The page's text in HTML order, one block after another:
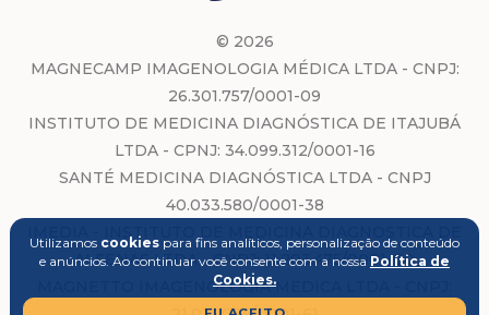
© 2026
MAGNECAMP IMAGENOLOGIA MÉDICA LTDA - CNPJ:
26.301.757/0001-09
INSTITUTO DE MEDICINA DIAGNÓSTICA DE ITAJUBÁ
LTDA - CPNJ: 34.099.312/0001-16
SANTÉ MEDICINA DIAGNÓSTICA LTDA - CNPJ
40.033.580/0001-38
IMEDIA - INSTITUTO DE MEDICINA DIAGNOSTICA DE
ALFENAS LTDA - CNPJ: 11.203.475/0001-00
MAGNETTO IMAGENOLOGIA MEDICA LTDA - CNPJ:
Utilizamos cookiespara fins analíticos, personalização de conteúdo
e anúncios. Ao continuar você consente com a nossa Política de
Cookies.